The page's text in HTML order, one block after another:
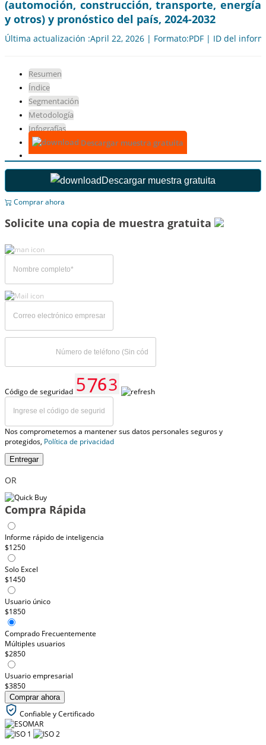
(automoción, construcción, transporte, energía
y otros) y pronóstico del país, 2024-2032
Última actualización :April 22, 2026 | Formato:PDF | ID del
Resumen
Índice
Segmentación
Metodología
Infografías
Descargar muestra gratuita
Descargar muestra gratuita
Comprar ahora
Solicite una copia de muestra gratuita
Código de seguridad
Nos comprometemos a mantener sus datos personales seguros y
protegidos, Política de privacidad
Entregar
OR
Compra Rápida
Informe rápido de inteligencia
$1250
Solo Excel
$1450
Usuario único
$1850
Comprado Frecuentemente
Múltiples usuarios
$2850
Usuario empresarial
$3850
Comprar ahora
Confiable y Certificado